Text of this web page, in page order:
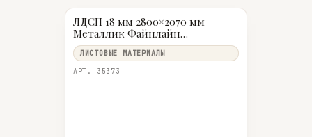
ЛДСП 18 мм 2800×2070 мм
Металлик Файнлайн
коричневый H3192 ST19 9 Egger
ЛИСТОВЫЕ МАТЕРИАЛЫ
АРТ. 35373